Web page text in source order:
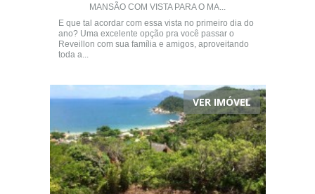
MANSÃO COM VISTA PARA O MA...
E que tal acordar com essa vista no primeiro dia do
ano? Uma excelente opção pra você passar o
Reveillon com sua família e amigos, aproveitando
toda a...
VER IMÓVEL